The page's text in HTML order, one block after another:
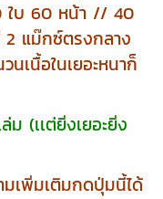
ใบ 60 หน้า // 40
2 แม๊กซ์ตรงกลาง
นเนื้อในเยอะหนาก็
(เเต่ยิ่งเยอะยิ่ง
เพิ่มเติมกดปุ่มนี้ได้